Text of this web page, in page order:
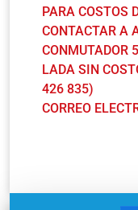
PARA COSTOS
CONTACTAR A
CONMUTADOR
LADA SIN
426 835)
CORREO